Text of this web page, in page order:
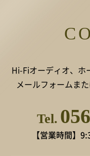
Hi-Fiオーディオ、ホ
メールフォームま
Tel.
【営業時間】